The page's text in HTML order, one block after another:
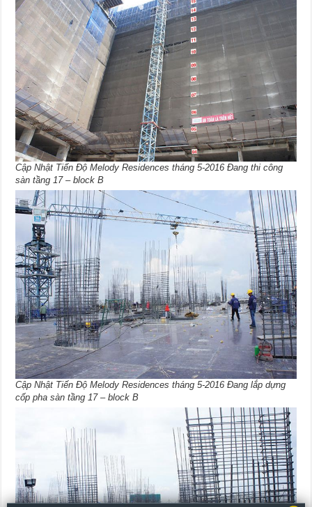
Cập Nhật Tiến Độ Melody Residences tháng 5-2016 Đang thi công
sàn tầng 17 – block B
Cập Nhật Tiến Độ Melody Residences tháng 5-2016 Đang lắp dựng
cốp pha sàn tầng 17 – block B